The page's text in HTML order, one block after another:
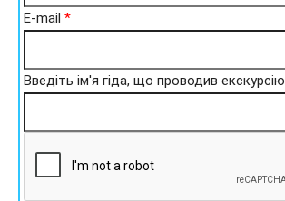
E-mail*
Введіть ім'я гіда, що проводив екскурсію